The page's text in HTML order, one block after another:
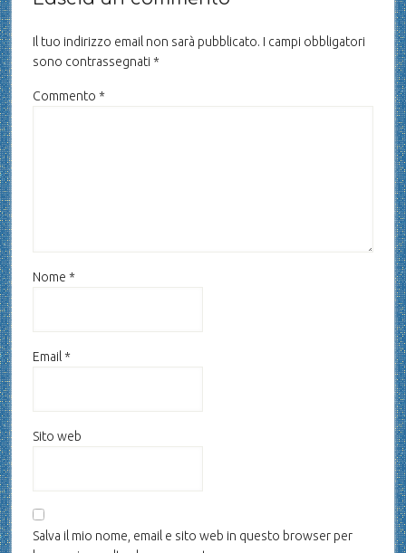
Il tuo indirizzo email non sarà pubblicato. I campi obbligatori
sono contrassegnati *
Commento *
Nome *
Email *
Sito web
Salva il mio nome, email e sito web in questo browser per